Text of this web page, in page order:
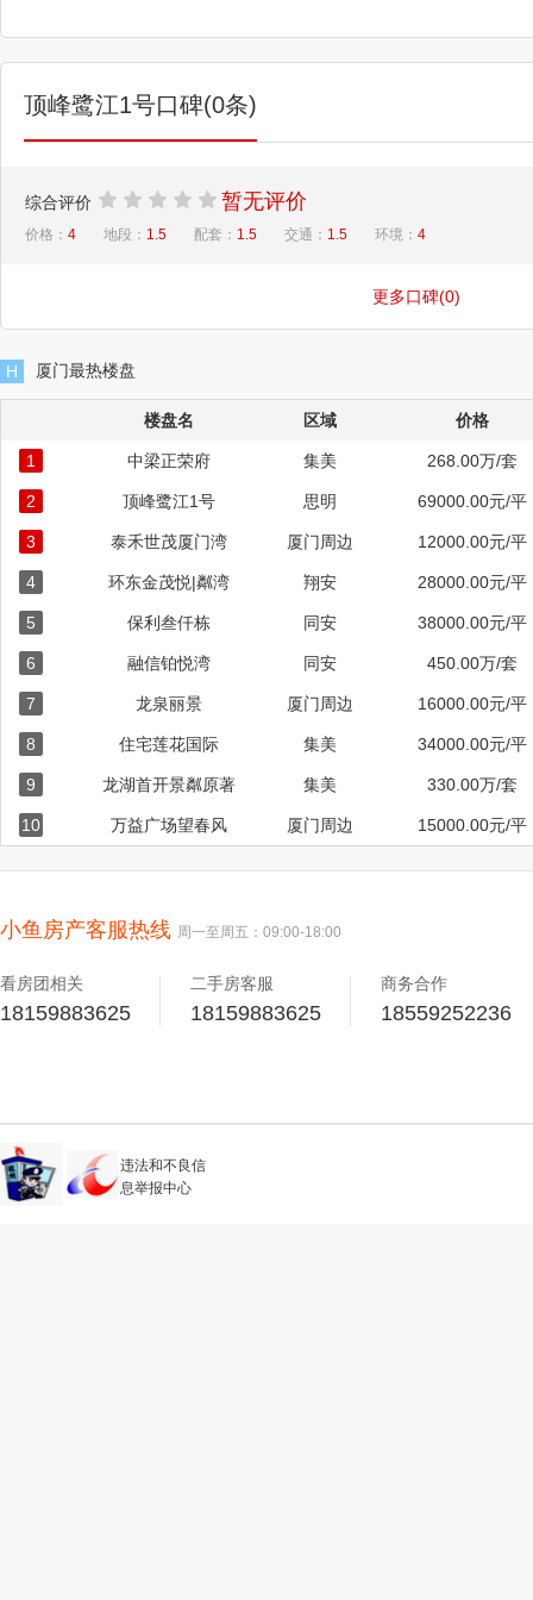
顶峰鹭江1号口碑(0条)
综合评价 暂无评价
价格： 4 地段： 1.5 配套： 1.5 交通： 1.5 环境： 4
更多口碑(0)
H 厦门最热楼盘
楼盘名 区域 价格
1 中梁正荣府 集美 268.00万/套
2 顶峰鹭江1号 思明 69000.00元/平
3 泰禾世茂厦门湾 厦门周边 12000.00元/平
4 环东金茂悦|粼湾 翔安 28000.00元/平
5 保利叁仟栋 同安 38000.00元/平
6 融信铂悦湾 同安 450.00万/套
7 龙泉丽景 厦门周边 16000.00元/平
8 住宅莲花国际 集美 34000.00元/平
9 龙湖首开景粼原著 集美 330.00万/套
10 万益广场望春风 厦门周边 15000.00元/平
小鱼房产客服热线 周一至周五：09:00-18:00
看房团相关
18159883625
二手房客服
18159883625
商务合作
18559252236
违法和不良信
息举报中心